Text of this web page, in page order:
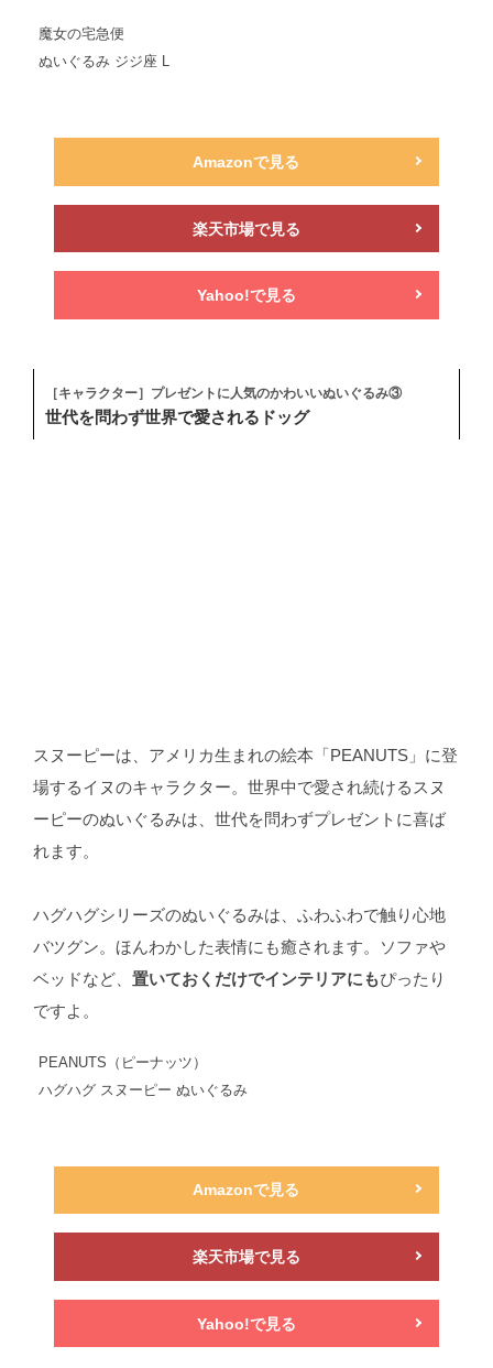
魔女の宅急便
ぬいぐるみ ジジ座 L
Amazonで見る
楽天市場で見る
Yahoo!で見る
［キャラクター］プレゼントに人気のかわいいぬいぐるみ③
世代を問わず世界で愛されるドッグ
スヌーピーは、アメリカ生まれの絵本「PEANUTS」に登
場するイヌのキャラクター。世界中で愛され続けるスヌ
ーピーのぬいぐるみは、世代を問わずプレゼントに喜ば
れます。
ハグハグシリーズのぬいぐるみは、ふわふわで触り心地
バツグン。ほんわかした表情にも癒されます。ソファや
ベッドなど、 置いておくだけでインテリアにもぴったり
ですよ。
PEANUTS（ピーナッツ）
ハグハグ スヌーピー ぬいぐるみ
Amazonで見る
楽天市場で見る
Yahoo!で見る